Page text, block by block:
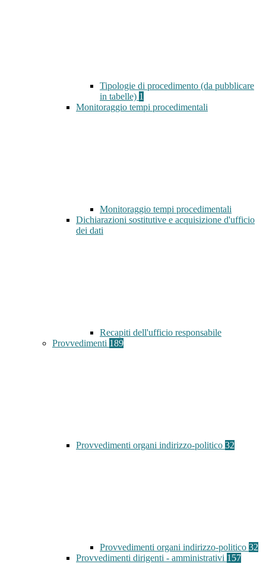
Tipologie di procedimento (da pubblicare
in tabelle) 1
Monitoraggio tempi procedimentali
Monitoraggio tempi procedimentali
Dichiarazioni sostitutive e acquisizione d'ufficio
dei dati
Recapiti dell'ufficio responsabile
Provvedimenti 189
Provvedimenti organi indirizzo-politico 32
Provvedimenti organi indirizzo-politico 32
Provvedimenti dirigenti - amministrativi 157